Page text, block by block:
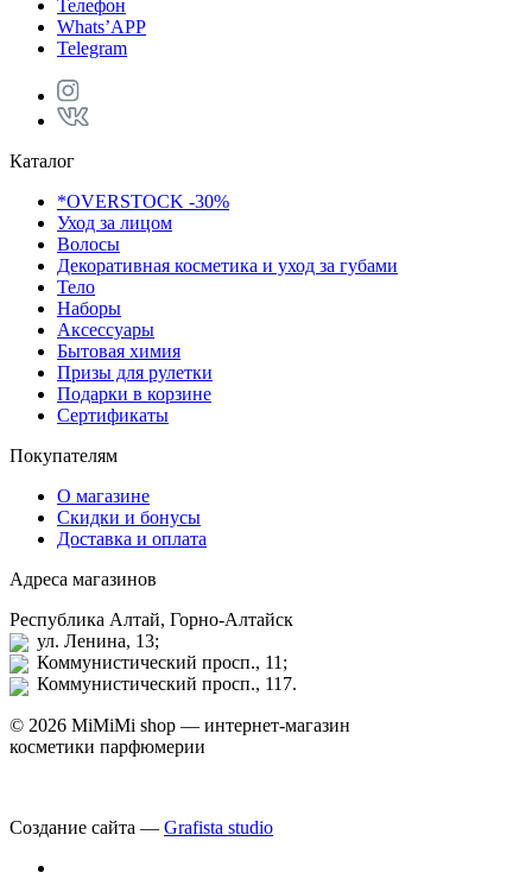
Телефон
Whats’APP
Telegram
Каталог
*OVERSTOCK -30%
Уход за лицом
Волосы
Декоративная косметика и уход за губами
Тело
Наборы
Аксессуары
Бытовая химия
Призы для рулетки
Подарки в корзине
Сертификаты
Покупателям
О магазине
Скидки и бонусы
Доставка и оплата
Адреса магазинов
Республика Алтай, Горно-Алтайск
ул. Ленина, 13;
Коммунистический просп., 11;
Коммунистический просп., 117.
© 2026 MiMiMi shop — интернет-магазин
косметики парфюмерии
Создание сайта — Grafista studio